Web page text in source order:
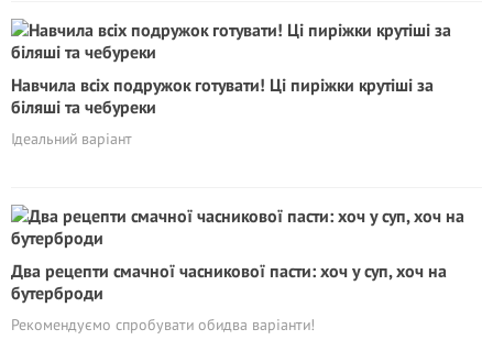
Навчила всіх подружок готувати! Ці пиріжки крутіші за
біляші та чебуреки
Ідеальний варіант
Два рецепти смачної часникової пасти: хоч у суп, хоч на
бутерброди
Рекомендуємо спробувати обидва варіанти!